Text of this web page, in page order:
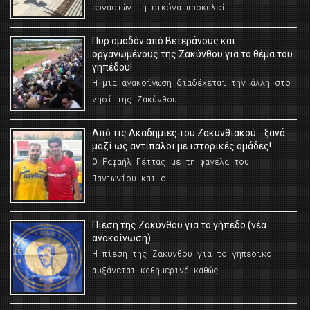
εργασιών, η εικόνα προκαλεί …
Πυρ ομαδόν από Βετεράνους και
οργανωμένους της Ζακύνθου για το θέμα του
γηπέδου!
Η μια ανακοίνωση διαδέχεται την άλλη στο
νησί της Ζακύνθου …
Από τις Ακαδημίες του Ζακυνθιακού… ξανά
μαζί ως αντίπαλοι με ιστορικές ομάδες!
Ο Ραφαήλ Πέττας με τη φανέλα του
Πανιωνίου και ο …
Πίεση της Ζακύνθου για το γήπεδο (νέα
ανακοίνωση)
Η πίεση της Ζακύνθου για το γηπεδικο
αυξάνεται καθημερινά καθώς …